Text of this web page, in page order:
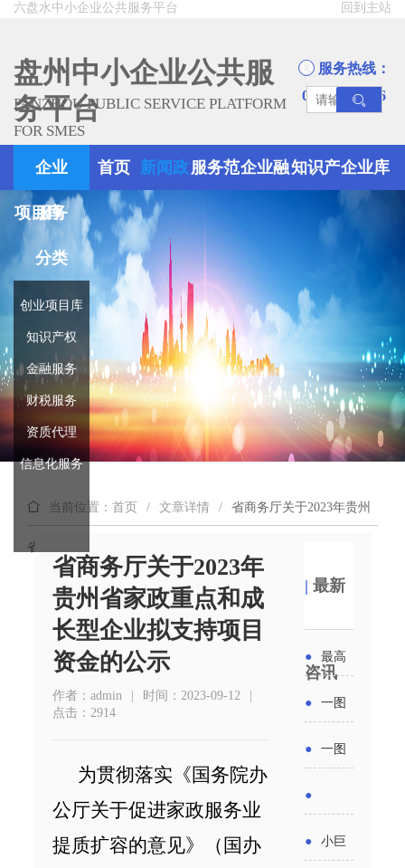
回到主站
六盘水中小企业公共服务平台
盘州中小企业公共服
务平台
PANZHOU PUBLIC SERVICE PLATFORM
FOR SMES
服务热线：
0858-8945666
企业
服务
分类
创业项目库
知识产权
金融服务
财税服务
资质代理
信息化服务
首页 新闻政
策
服务范企业融知识产企业库
项目库
当前位置：首页 / 文章详情 / 省商务厅关于2023年贵州
省家政重点和成长型企业拟支持项目资金的公示
省商务厅关于2023年
贵州省家政重点和成
长型企业拟支持项目
资金的公示
作者：admin | 时间：2023-09-12
|
点击：2914
为贯彻落实《国务院办
公厅关于促进家政服务业
提质扩容的意见》（国办
|最新
咨讯
● 最高
元！贵
州开展
2026年
● 一图
省科技
成果转
● 一图
出台酒
●
● 小巨